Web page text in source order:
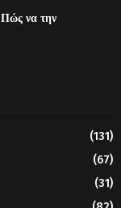
Πώς να την
(131)
(67)
(31)